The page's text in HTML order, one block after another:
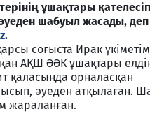
ұшақтары
әуеден шабуыл жасады, деп
.
соғыста Ирак
АҚШ ӘӘК ұшақтары
қаласында орналасқан
әуеден атқылаған.
жараланған.